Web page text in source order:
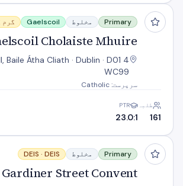
Gaelscoil Cholaiste Mhuire
Primary مخلوط Gaelscoil گرم
Cholaiste Mhuire
Baile Átha Cliath · Dublin · D01
WC99
سرپرست: Catholic
طلبہ
161
PTR
23.0:1
Gardiner Street Convent
Primary مخلوط DEIS · DEIS
Gardiner Street Convent